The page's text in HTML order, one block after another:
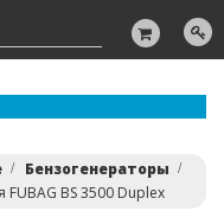
Бензогенераторы
BS 3500 Duplex